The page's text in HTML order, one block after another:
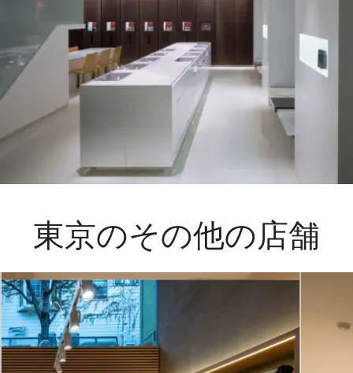
東京のその他の店舗